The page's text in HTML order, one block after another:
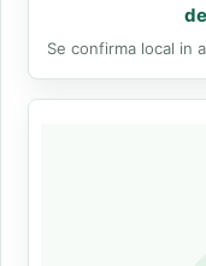
Se confirma local in